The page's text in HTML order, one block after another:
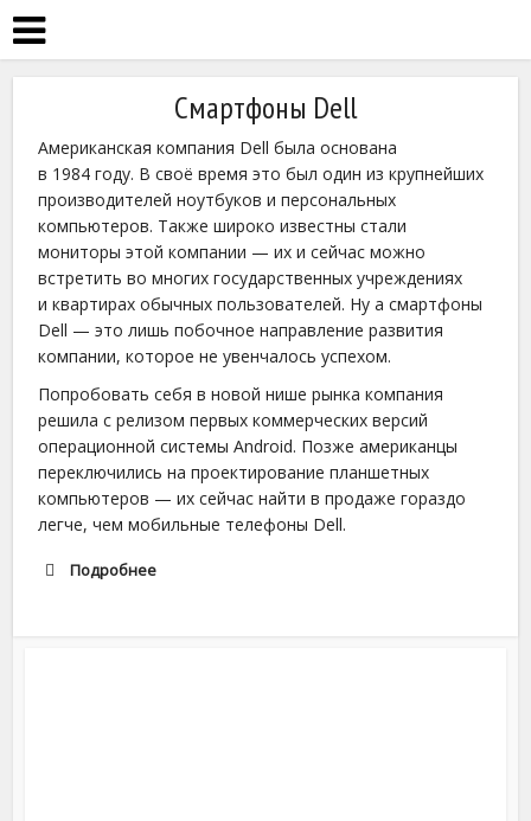
Смартфоны Dell
Американская компания Dell была основана
в 1984 году. В своё время это был один из крупнейших
производителей ноутбуков и персональных
компьютеров. Также широко известны стали
мониторы этой компании — их и сейчас можно
встретить во многих государственных учреждениях
и квартирах обычных пользователей. Ну а смартфоны
Dell — это лишь побочное направление развития
компании, которое не увенчалось успехом.
Попробовать себя в новой нише рынка компания
решила с релизом первых коммерческих версий
операционной системы Android. Позже американцы
переключились на проектирование планшетных
компьютеров — их сейчас найти в продаже гораздо
легче, чем мобильные телефоны Dell.
Подробнее